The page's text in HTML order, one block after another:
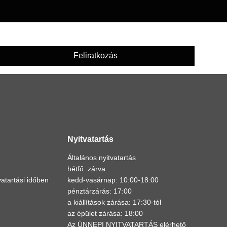
Feliratkozás
időben
Nyitvatartás
Általános nyitvatartás
hétfő: zárva
kedd-vasárnap: 10:00-18:00
pénztárzárás: 17:00
a kiállítások zárása: 17:30-tól
az épület zárása: 18:00
Az ÜNNEPI NYITVATARTÁS elérhető